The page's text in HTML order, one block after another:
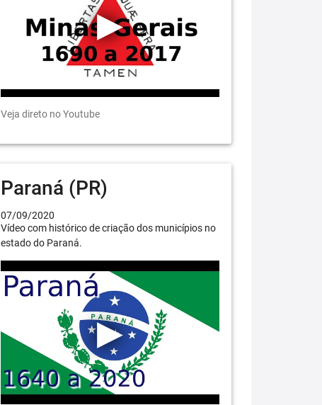
Veja direto no Youtube
Paraná (PR)
07/09/2020
Vídeo com histórico de criação dos municípios no
estado do Paraná.